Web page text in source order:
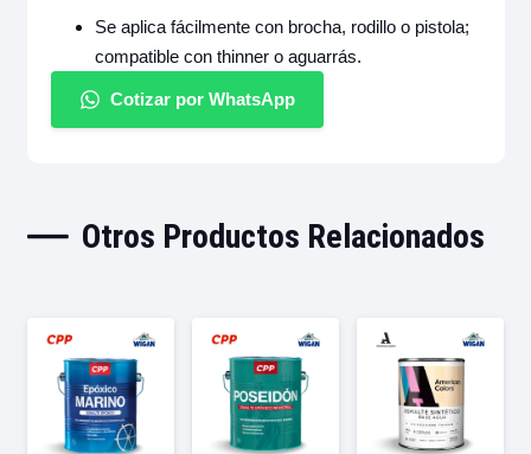
Se aplica fácilmente con brocha, rodillo o pistola;
compatible con thinner o aguarrás.
Cotizar por WhatsApp
Otros Productos Relacionados